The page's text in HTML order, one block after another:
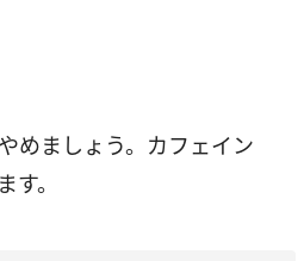
めましょう。カフェイン
。